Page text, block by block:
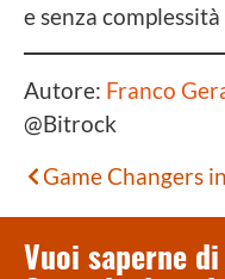
e senza
Autore: Franco
@Bitrock
Vuoi saperne